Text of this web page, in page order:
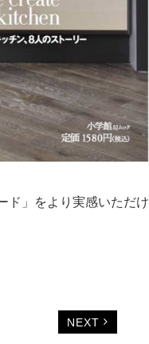
ド」をより実感いただけ
NEXT